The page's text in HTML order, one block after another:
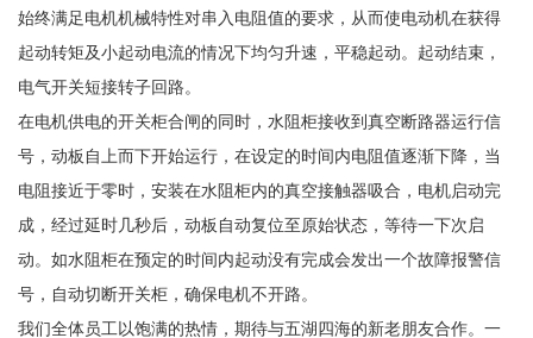
始终满足电机机械特性对串入电阻值的要求，从而使电动机在获得
起动转矩及小起动电流的情况下均匀升速，平稳起动。起动结束，
电气开关短接转子回路。
在电机供电的开关柜合闸的同时，水阻柜接收到真空断路器运行信
号，动板自上而下开始运行，在设定的时间内电阻值逐渐下降，当
电阻接近于零时，安装在水阻柜内的真空接触器吸合，电机启动完
成，经过延时几秒后，动板自动复位至原始状态，等待一下次启
动。如水阻柜在预定的时间内起动没有完成会发出一个故障报警信
号，自动切断开关柜，确保电机不开路。
我们全体员工以饱满的热情，期待与五湖四海的新老朋友合作。一